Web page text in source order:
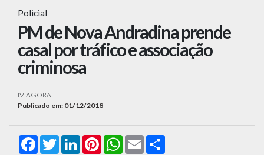
Policial
PM de Nova Andradina prende
casal por tráfico e associação
criminosa
IVIAGORA
Publicado em: 01/12/2018
FacebookTwitterLinkedInPinterestWhatsApp
Email